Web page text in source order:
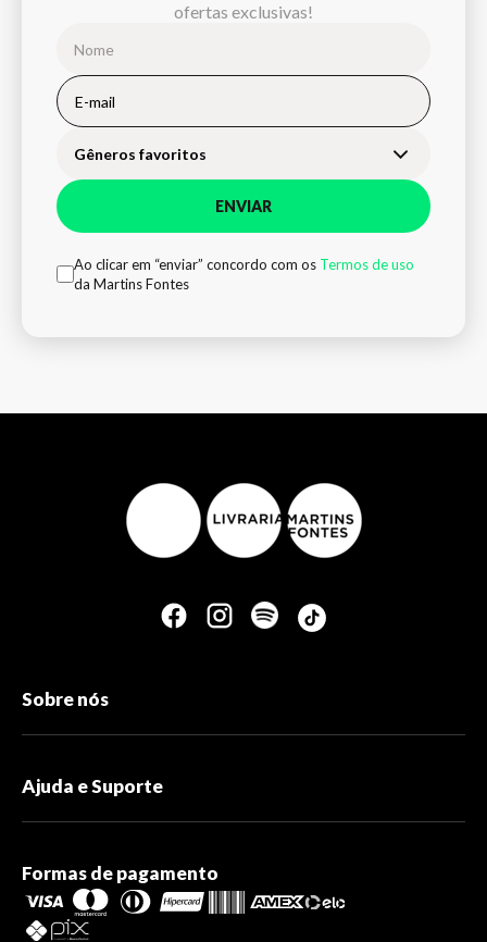
ofertas exclusivas!
Gêneros favoritos
ENVIAR
Ao clicar em “enviar” concordo com os Termos de uso
da Martins Fontes
Sobre nós
Ajuda e Suporte
Formas de pagamento